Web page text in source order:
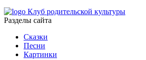
Клуб родительской культуры
Разделы сайта
Сказки
Песни
Картинки